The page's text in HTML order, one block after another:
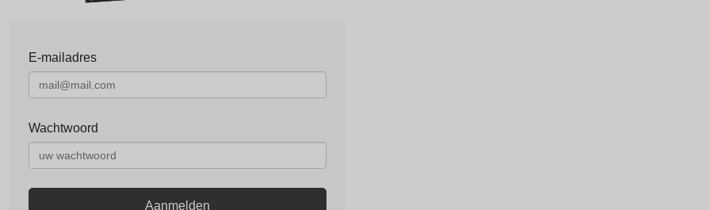
E-mailadres
Wachtwoord
Aanmelden